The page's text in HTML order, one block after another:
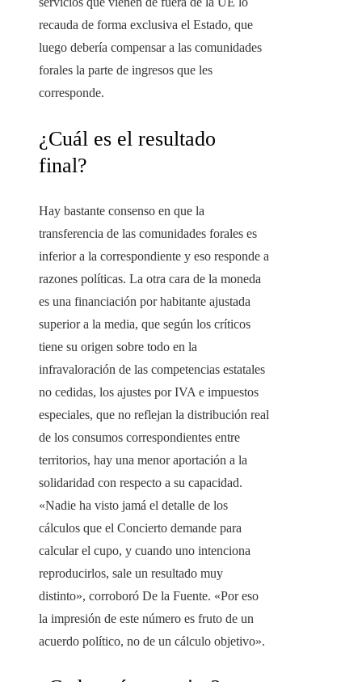
recauda de forma exclusiva el Estado, que
luego debería compensar a las comunidades
forales la parte de ingresos que les
corresponde.
¿Cuál es el resultado
final?
Hay bastante consenso en que la
transferencia de las comunidades forales es
inferior a la correspondiente y eso responde a
razones políticas. La otra cara de la moneda
es una financiación por habitante ajustada
superior a la media, que según los críticos
tiene su origen sobre todo en la
infravaloración de las competencias estatales
no cedidas, los ajustes por IVA e impuestos
especiales, que no reflejan la distribución real
de los consumos correspondientes entre
territorios, hay una menor aportación a la
solidaridad con respecto a su capacidad.
«Nadie ha visto jamá el detalle de los
cálculos que el Concierto demande para
calcular el cupo, y cuando uno intenciona
reproducirlos, sale un resultado muy
distinto», corroboró De la Fuente. «Por eso
la impresión de este número es fruto de un
acuerdo político, no de un cálculo objetivo».